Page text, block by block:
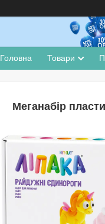
Головна Товари
Меганабір